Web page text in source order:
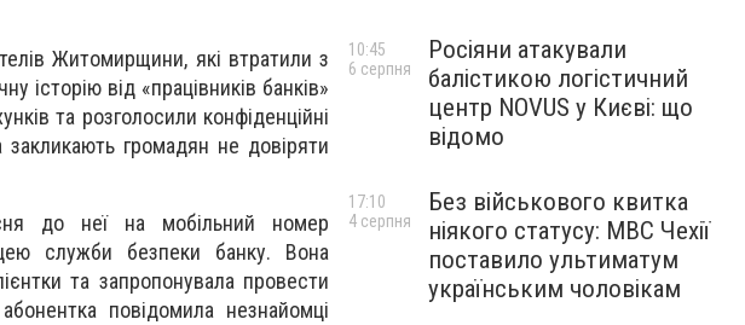
Житомирщини, які втратили з
історію від «працівників банків»
та розголосили конфіденційні
громадян не довіряти
до неї на мобільний номер
служби безпеки банку. Вона
та запропонувала провести
повідомила незнайомці
Росіяни атакували
балістикою логістичний
центр NOVUS у Києві: що
відомо
10:45
6 серпня
Без військового квитка
ніякого статусу: МВС Чехії
поставило ультиматум
українським чоловікам
17:10
4 серпня